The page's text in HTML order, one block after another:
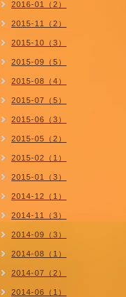
2016-01（2）
2015-11（2）
2015-10（3）
2015-09（5）
2015-08（4）
2015-07（5）
2015-06（3）
2015-05（2）
2015-02（1）
2015-01（3）
2014-12（1）
2014-11（3）
2014-09（3）
2014-08（1）
2014-07（2）
2014-06（1）